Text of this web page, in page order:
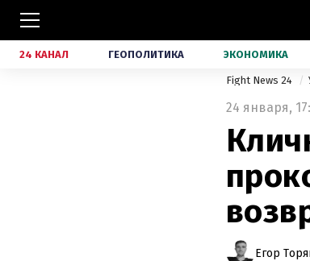
24 КАНАЛ ГЕОПОЛИТИКА ЭКОНОМИКА
Fight News 24
24 января,
Егор